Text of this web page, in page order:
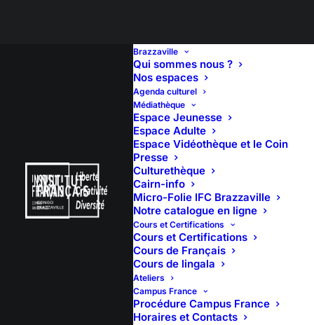
Brazzaville
Qui sommes nous ?
Nos espaces
Agenda culturel
Médiathèque
Espace Jeunesse
Espace Adulte
Espace Vidéothèque et le Coin
Presse
Culturethèque
Cairn-info
Micro-Folie IFC Brazzaville
Notre catalogue en ligne
Cours et Certifications
Cours et Certifications
Cours de Français
Cours de lingala
Ateliers
Campus France
Procédure Campus France
Horaires et Contacts
𝐃𝐄́𝐁𝐀𝐓𝐒 𝐃’𝐈𝐃𝐄́𝐄𝐒 –
𝐋𝐄𝐒 𝐒𝐔𝐂𝐂𝐄𝐒𝐒𝐈𝐎𝐍𝐒 𝐄𝐓
𝐋𝐄𝐒 𝐋𝐈𝐁𝐄́𝐑𝐀𝐋𝐈𝐓𝐄́𝐒
𝐃𝐀𝐍𝐒 𝐋𝐄 𝐃𝐑𝐎𝐈𝐓
𝐂𝐎𝐍𝐆𝐎𝐋𝐀𝐈𝐒.